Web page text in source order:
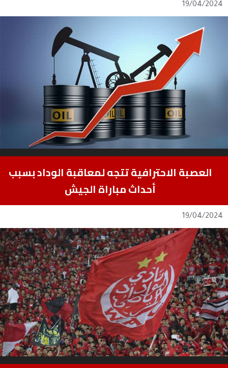
19/04/2024
العصبة الاحترافية تتجه لمعاقبة الوداد بسبب
أحداث مباراة الجيش
19/04/2024